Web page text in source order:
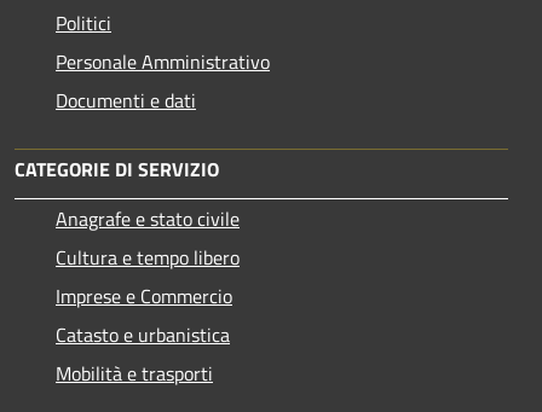
Politici
Personale Amministrativo
Documenti e dati
CATEGORIE DI SERVIZIO
Anagrafe e stato civile
Cultura e tempo libero
Imprese e Commercio
Catasto e urbanistica
Mobilità e trasporti